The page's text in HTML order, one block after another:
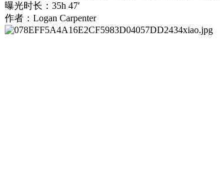
曝光时长：35h 47′
作者：Logan Carpenter